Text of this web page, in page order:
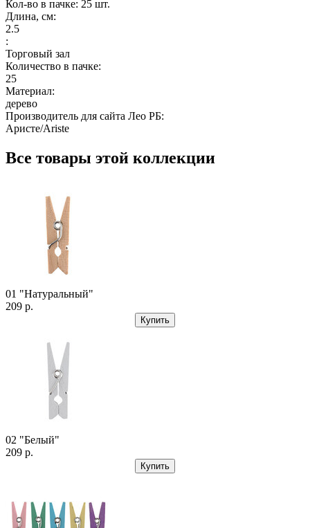
Кол-во в пачке: 25 шт.
Длина, см:
2.5
:
Торговый зал
Количество в пачке:
25
Материал:
дерево
Производитель для сайта Лео РБ:
Аристе/Ariste
Все товары этой коллекции
01 "Натуральный"
209 р.
Купить
02 "Белый"
209 р.
Купить